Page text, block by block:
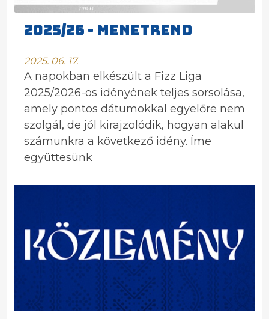
2025/26 - MENETREND
2025. 06. 17.
A napokban elkészült a Fizz Liga
2025/2026-os idényének teljes sorsolása,
amely pontos dátumokkal egyelőre nem
szolgál, de jól kirajzolódik, hogyan alakul
számunkra a következő idény. Íme
együttesünk